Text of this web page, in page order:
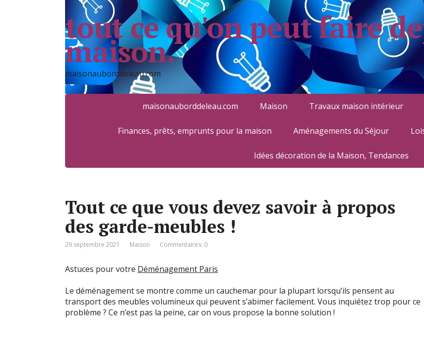
tout ce qu'on peut faire
maison.
maisonauborddeleau.com
maisonauborddeleau.com Maison Travaux maison intérieur
Finances, prêts, emprunts pour la maison Aménagements du Séjour
Idées décoration de la Maison, Tendances
Tout ce que vous devez savoir à propos
des garde-meubles !
29 septembre 2021 Maison Commentaires: 0
Astuces pour votre Déménagement Paris
Le déménagement se montre comme un cauchemar pour la plupart lorsqu’ils pensent au
transport des meubles volumineux qui peuvent s’abimer facilement. Vous inquiétez trop pour ce
problème ? Ce n’est pas la peine, car on vous propose la bonne solution !